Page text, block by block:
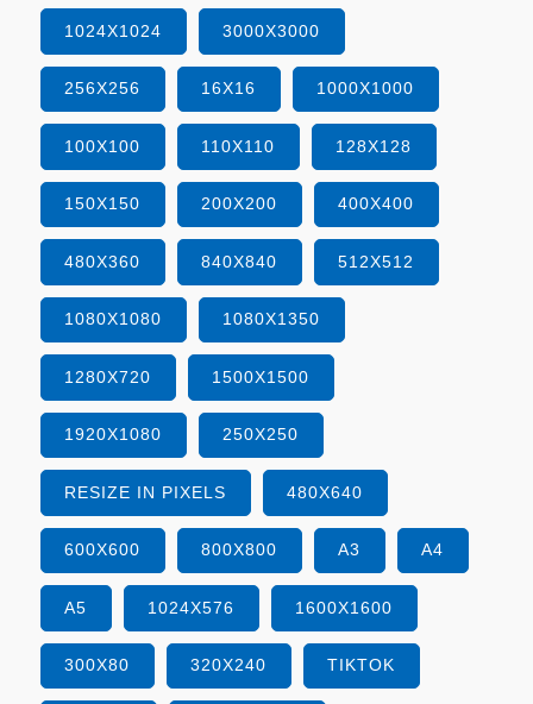
1024X1024 3000X3000
256X256 16X16 1000X1000
100X100 110X110 128X128
150X150 200X200 400X400
480X360 840X840 512X512
1080X1080 1080X1350
1280X720 1500X1500
1920X1080 250X250
RESIZE IN PIXELS 480X640
600X600 800X800 A3 A4
A5 1024X576 1600X1600
300X80 320X240 TIKTOK